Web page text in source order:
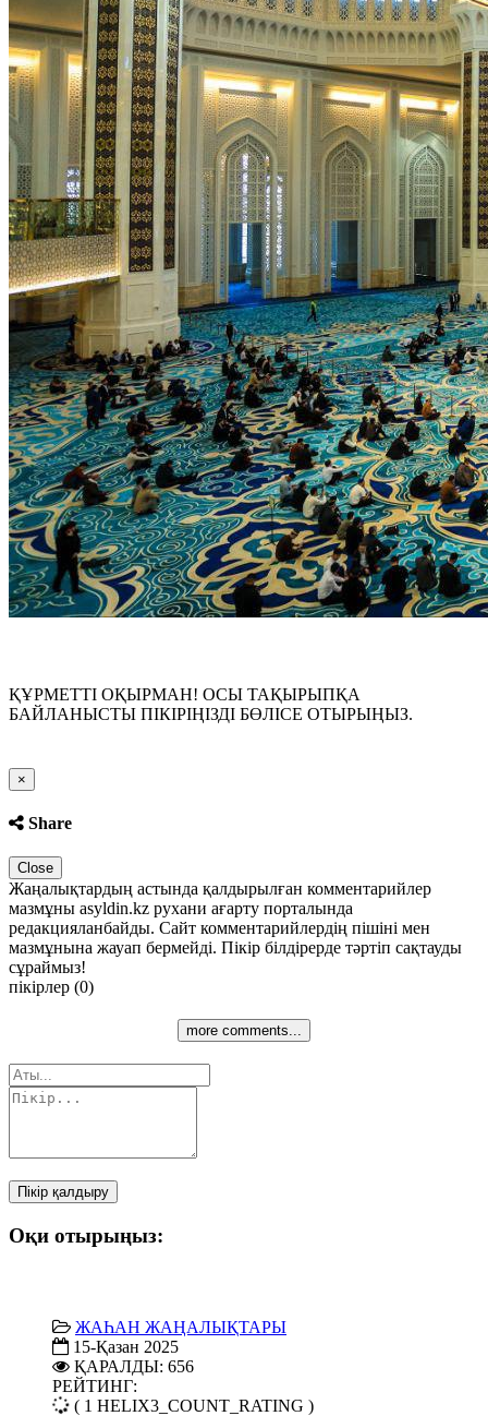
ҚҰРМЕТТІ ОҚЫРМАН! ОСЫ ТАҚЫРЫПҚА
БАЙЛАНЫСТЫ ПІКІРІҢІЗДІ БӨЛІСЕ ОТЫРЫҢЫЗ.
×
Share
Close
Жаңалықтардың астында қалдырылған комментарийлер
мазмұны asyldin.kz рухани ағарту порталында
редакцияланбайды. Сайт комментарийлердің пішіні мен
мазмұнына жауап бермейді. Пікір білдірерде тәртіп сақтауды
сұраймыз!
пікірлер (0)
more comments...
Пікір қалдыру
Оқи отырыңыз:
ЖАҺАН ЖАҢАЛЫҚТАРЫ
15-Қазан 2025
ҚАРАЛДЫ: 656
РЕЙТИНГ:
( 1 HELIX3_COUNT_RATING )